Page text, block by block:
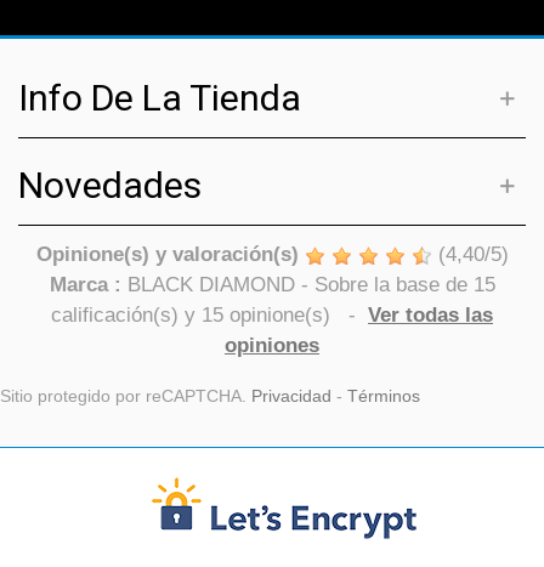
Info De La Tienda
Novedades
Opinione(s) y valoración(s) (4,40/5)
Marca : BLACK DIAMOND- Sobre la base de 15
calificación(s) y 15 opinione(s) - Ver todas las
opiniones
Sitio protegido por reCAPTCHA. Privacidad - Términos